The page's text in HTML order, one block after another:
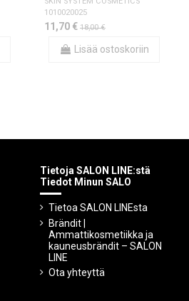
1010020025
11,70 € 18,00 €
Lisää ostoskoriin
Tietoja SALON LINE:stä
Tiedot Minun SALO
Tietoa SALON LINEsta
Brändit |
Ammattikosmetiikka ja
kauneusbrändit – SALON
LINE
Ota yhteyttä